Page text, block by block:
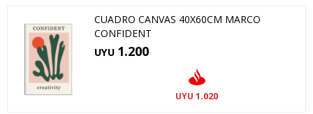
CUADRO CANVAS 40X60CM MARCO
CONFIDENT
UYU 1.200
UYU 1.020